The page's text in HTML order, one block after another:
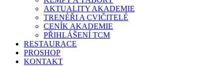
AKTUALITY AKADEMIE
TRENÉŘI A CVIČITELÉ
CENÍK AKADEMIE
PŘIHLÁŠENÍ TCM
RESTAURACE
PROSHOP
KONTAKT